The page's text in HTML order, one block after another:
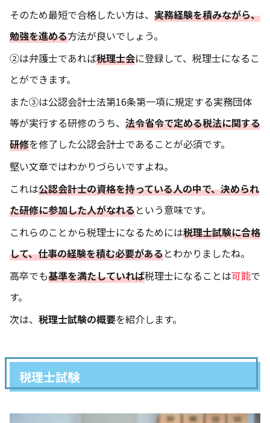
そのため最短で合格したい方は、 実務経験を積みながら、
勉強を進める方法が良いでしょう。
②は弁護士であれば税理士会に登録して、税理士になるこ
とができます。
また③は公認会計士法第16条第一項に規定する実務団体
等が実行する研修のうち、 法令省令で定める税法に関する
研修を修了した公認会計士であることが必須です。
堅い文章ではわかりづらいですよね。
これは公認会計士の資格を持っている人の中で、決められ
た研修に参加した人がなれるという意味です。
これらのことから税理士になるためには税理士試験に合格
して、仕事の経験を積む必要があるとわかりましたね。
高卒でも基準を満たしていれば税理士になることは可能で
す。
次は、 税理士試験の概要を紹介します。
税理士試験